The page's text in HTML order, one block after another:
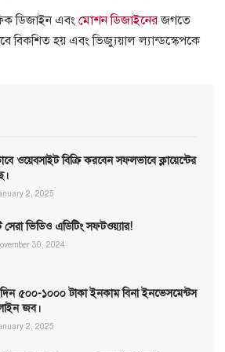
ডিজাইন এবং মোশন ডিজাইনেরজগতে
বিকশিত হয় এবং ভিজ্যুয়াল ল্যান্ডস্কেপকে
ওয়েবসাইট বিক্রি করবেন সফলভাবে ক্লায়েন্টের
2, 2025
সেরা ভিডিও এডিটিং সফটওয়্যার!
30, 2024
৫০০-১০০০ টাকা ইনকাম বিনা ইনভেসমেন্টস
জব।
2, 2025